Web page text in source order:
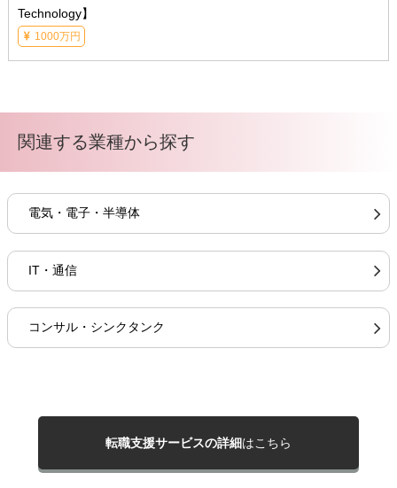
Technology】
1000万円
関連する業種から探す
電気・電子・半導体
IT・通信
コンサル・シンクタンク
転職支援サービスの詳細はこちら